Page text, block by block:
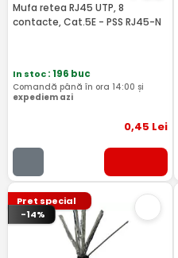
Mufa retea RJ45 UTP, 8
contacte, Cat.5E - PSS RJ45-N
In stoc: 196 buc
Comandă până în ora 14:00 și
expediem azi
0,45 Lei
Pret special
-14%